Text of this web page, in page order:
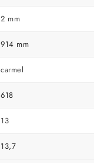
2 mm
914 mm
carmel
618
13
13,7